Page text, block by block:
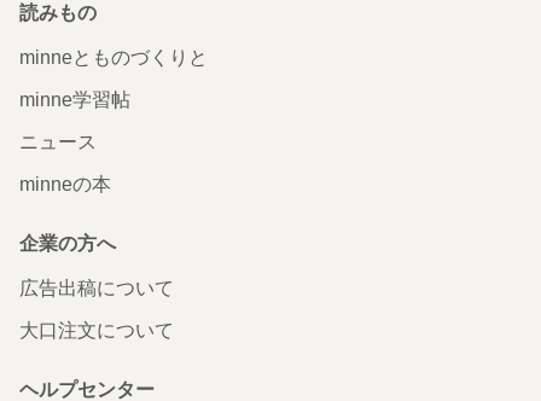
読みもの
minneとものづくりと
minne学習帖
ニュース
minneの本
企業の方へ
広告出稿について
大口注文について
ヘルプセンター